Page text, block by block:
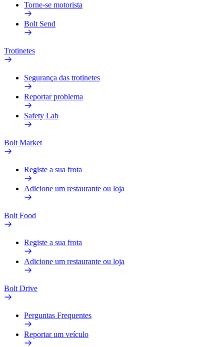
Torne-se motorista
Bolt Send
Trotinetes
Segurança das trotinetes
Reportar problema
Safety Lab
Bolt Market
Registe a sua frota
Adicione um restaurante ou loja
Bolt Food
Registe a sua frota
Adicione um restaurante ou loja
Bolt Drive
Perguntas Frequentes
Reportar um veículo